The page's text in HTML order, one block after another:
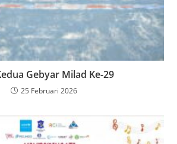
Gebyar Milad Ke-29
25 Februari 2026